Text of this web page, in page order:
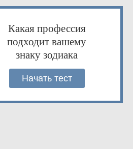
Какая профессия
подходит вашему
знаку зодиака
Начать тест